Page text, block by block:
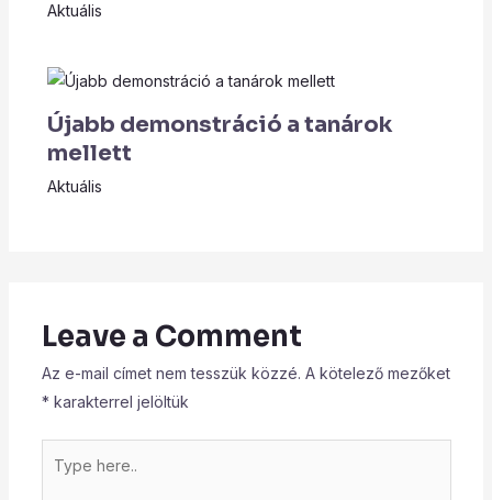
Aktuális
Újabb demonstráció a tanárok
mellett
Aktuális
Leave a Comment
Az e-mail címet nem tesszük közzé. A kötelező mezőket
* karakterrel jelöltük
here..